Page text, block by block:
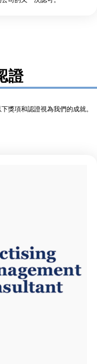
證
獎項和認證視為我們的成就。